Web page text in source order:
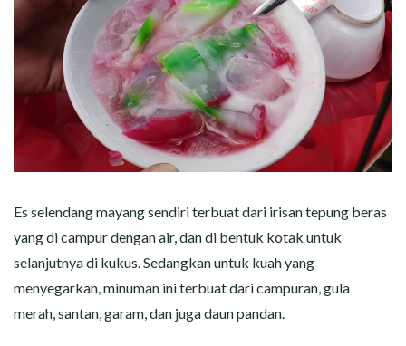
Es selendang mayang sendiri terbuat dari irisan tepung beras
yang di campur dengan air, dan di bentuk kotak untuk
selanjutnya di kukus. Sedangkan untuk kuah yang
menyegarkan, minuman ini terbuat dari campuran, gula
merah, santan, garam, dan juga daun pandan.